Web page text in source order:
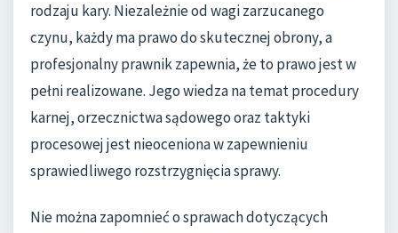
rodzaju kary. Niezależnie od wagi zarzucanego
czynu, każdy ma prawo do skutecznej obrony, a
profesjonalny prawnik zapewnia, że to prawo jest w
pełni realizowane. Jego wiedza na temat procedury
karnej, orzecznictwa sądowego oraz taktyki
procesowej jest nieoceniona w zapewnieniu
sprawiedliwego rozstrzygnięcia sprawy.
Nie można zapomnieć o sprawach dotyczących